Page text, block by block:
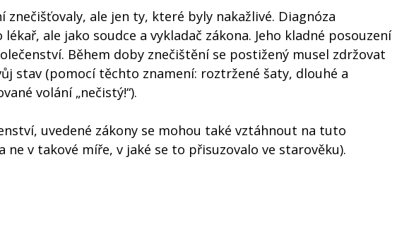
znečišťovaly, ale jen ty, které byly nakažlivé. Diagnóza
ale jako soudce a vykladač zákona. Jeho kladné posouzení
Během doby znečištění se postižený musel zdržovat
stav (pomocí těchto znamení: roztržené šaty, dlouhé a
volání „nečistý!“).
uvedené zákony se mohou také vztáhnout na tuto
v takové míře, v jaké se to přisuzovalo ve starověku).